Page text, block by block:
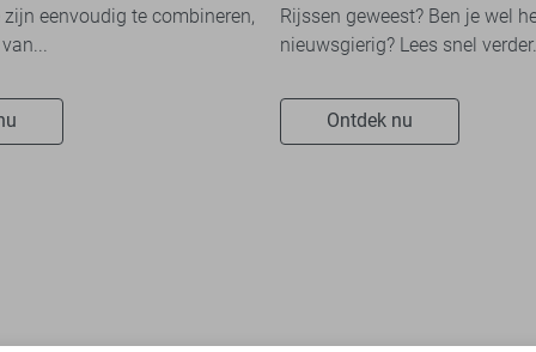
zijn eenvoudig te combineren,
Rijssen geweest? Ben je wel
nieuwsgierig? Lees snel
Ontdek nu